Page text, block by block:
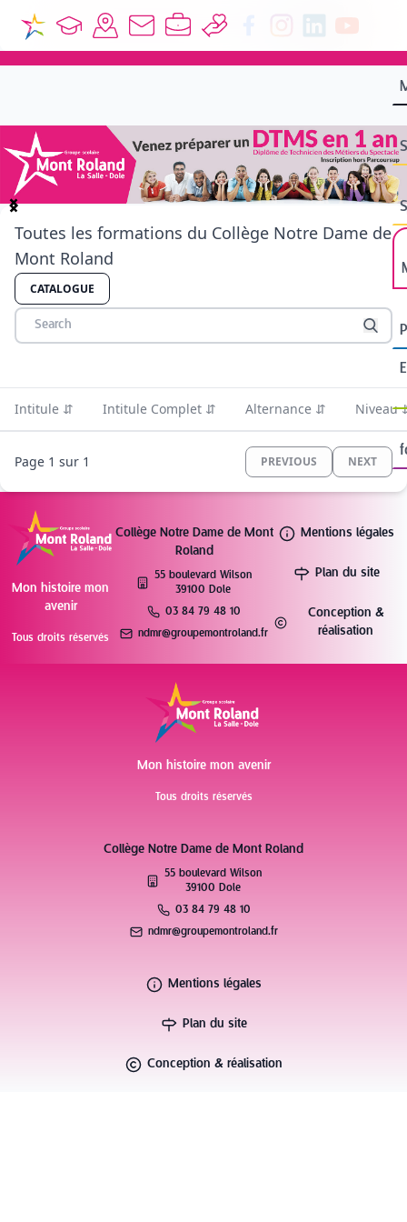
Item
Toutes les formations du Collège Notre Dame de
Mont Roland
CATALOGUE
Intitule ⇵ Intitule Complet ⇵ Alternance ⇵ Niveau
Page 1 sur 1 PREVIOUS NEXT
Mon histoire mon
avenir
Tous droits réservés
Collège Notre Dame de Mont
Roland
55 boulevard Wilson
39100 Dole
03 84 79 48 10
ndmr@groupemontroland.fr
Mentions légales
Plan du site
Conception &
réalisation
Mon histoire mon avenir
Tous droits réservés
Collège Notre Dame de Mont Roland
55 boulevard Wilson
39100 Dole
03 84 79 48 10
ndmr@groupemontroland.fr
Mentions légales
Plan du site
Conception & réalisation